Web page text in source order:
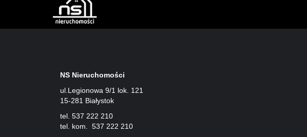
NS Nieruchomości
ul.Legionowa 9/1 lok. 121
15-281 Białystok
tel. 537 222 210
tel. kom. 537 222 210